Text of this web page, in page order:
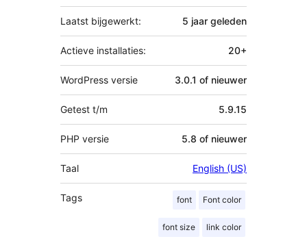
Laatst bijgewerkt: 5 jaar geleden
Actieve installaties: 20+
WordPress versie 3.0.1 of nieuwer
Getest t/m 5.9.15
PHP versie 5.8 of nieuwer
Taal English (US)
Tags font Font color
font size link color